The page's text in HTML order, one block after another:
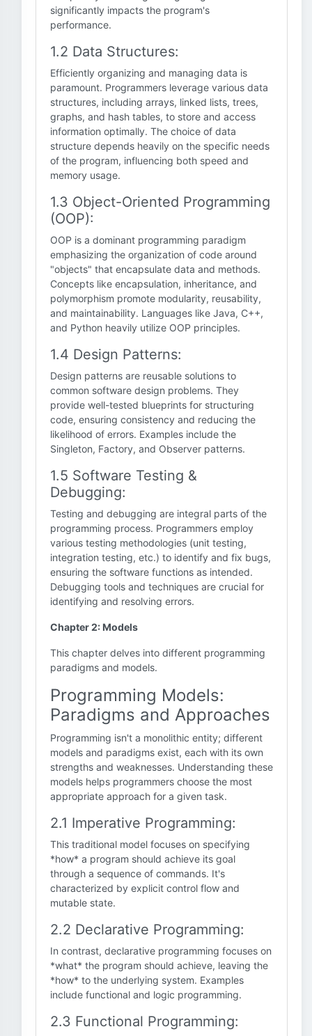
significantly impacts the program's
performance.
1.2 Data Structures:
Efficiently organizing and managing data is
paramount. Programmers leverage various data
structures, including arrays, linked lists, trees,
graphs, and hash tables, to store and access
information optimally. The choice of data
structure depends heavily on the specific needs
of the program, influencing both speed and
memory usage.
1.3 Object-Oriented Programming
(OOP):
OOP is a dominant programming paradigm
emphasizing the organization of code around
"objects" that encapsulate data and methods.
Concepts like encapsulation, inheritance, and
polymorphism promote modularity, reusability,
and maintainability. Languages like Java, C++,
and Python heavily utilize OOP principles.
1.4 Design Patterns:
Design patterns are reusable solutions to
common software design problems. They
provide well-tested blueprints for structuring
code, ensuring consistency and reducing the
likelihood of errors. Examples include the
Singleton, Factory, and Observer patterns.
1.5 Software Testing &
Debugging:
Testing and debugging are integral parts of the
programming process. Programmers employ
various testing methodologies (unit testing,
integration testing, etc.) to identify and fix bugs,
ensuring the software functions as intended.
Debugging tools and techniques are crucial for
identifying and resolving errors.
Chapter 2: Models
This chapter delves into different programming
paradigms and models.
Programming Models:
Paradigms and Approaches
Programming isn't a monolithic entity; different
models and paradigms exist, each with its own
strengths and weaknesses. Understanding these
models helps programmers choose the most
appropriate approach for a given task.
2.1 Imperative Programming:
This traditional model focuses on specifying
*how* a program should achieve its goal
through a sequence of commands. It's
characterized by explicit control flow and
mutable state.
2.2 Declarative Programming:
In contrast, declarative programming focuses on
*what* the program should achieve, leaving the
*how* to the underlying system. Examples
include functional and logic programming.
2.3 Functional Programming: